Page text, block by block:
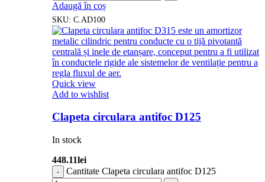
Adaugă în coș
SKU: C.AD100
Quick view
Add to wishlist
Clapeta circulara antifoc D125
In stock
448.11lei
Cantitate Clapeta circulara antifoc D125